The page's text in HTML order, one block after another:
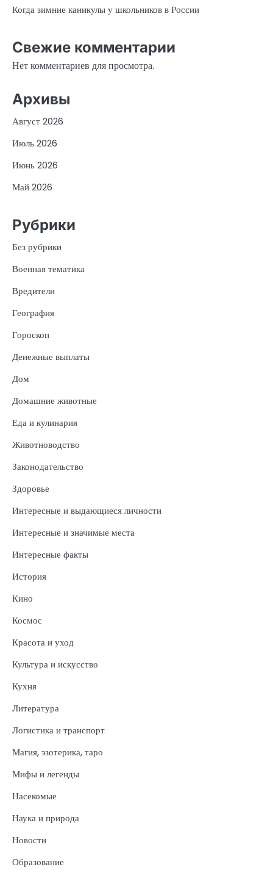
Когда зимние каникулы у школьников в России
Свежие комментарии
Нет комментариев для просмотра.
Архивы
Август 2026
Июль 2026
Июнь 2026
Май 2026
Рубрики
Без рубрики
Военная тематика
Вредители
География
Гороскоп
Денежные выплаты
Дом
Домашние животные
Еда и кулинария
Животноводство
Законодательство
Здоровье
Интересные и выдающиеся личности
Интересные и значимые места
Интересные факты
История
Кино
Космос
Красота и уход
Культура и искусство
Кухня
Литература
Логистика и транспорт
Магия, эзотерика, таро
Мифы и легенды
Насекомые
Наука и природа
Новости
Образование